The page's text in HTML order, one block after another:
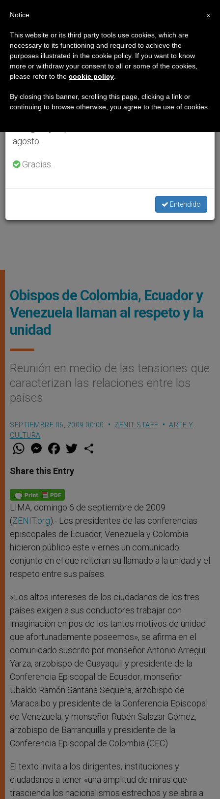
Obispos de Colombia, Ecuador y
Venezuela llaman al respeto y la
unidad
Reunión en medio de las tensiones que
caracterizan las relaciones entre los
países
SEPTIEMBRE 06, 2009 00:00 ZENIT STAFF
ARTE Y
CULTURA
W
t
s
p
p
M
e
s
e
g
e
r
F
a
e
b
o
k
w
Share this Entry
LIMA, domingo 6 de septiembre de 2009
(ZENIT.org).- Los presidentes de las conferencias
episcopales de Ecuador, Venezuela y Colombia
hicieron público este viernes un comunicado
conjunto en el que reiteran su llamado a la unidad y el
respeto entre sus países.
«Los altos intereses de los ciudadanos de los tres
países exigen a sus conductores trabajar con
imaginación en pos de los tantos motivos de unidad
que afortunadamente poseemos», se afirma en el
comunicado suscrito por monseñor Antonio Arregui
Yarza, arzobispo de Guayaquil y presidente de la
Conferencia Episcopal de Ecuador; monseñor
Ubaldo Ramón Santana Sequera, arzobispo de
Maracaibo y presidente de la Conferencia Episcopal
de Venezuela; y monseñor Rubén Salazar Gómez,
arzobispo de Barranquilla y presidente de la
Conferencia Episcopal de Colombia (CEC).
El texto invita a los dirigentes, instituciones y
ciudadanos a tener «una amplitud de miras que
trascienda los nacionalismos estrechos y se abra a
×
Aviso importante
Del 27 de julio al 7 de agosto haremos la pausa
anual, aprovechando que en el periodo de verano
se generan menos informaciones y también el
agosto.
Gracias.
Entendido
x
Notice
This website or its third party tools use cookies, which are
necessary to its functioning and required to achieve the
purposes illustrated in the cookie policy. If you want to know
more or withdraw your consent to all or some of the cookies,
please refer to the cookie policy
By closing this banner, scrolling this page, clicking a link or
continuing to browse otherwise, you agree to the use of cookies.